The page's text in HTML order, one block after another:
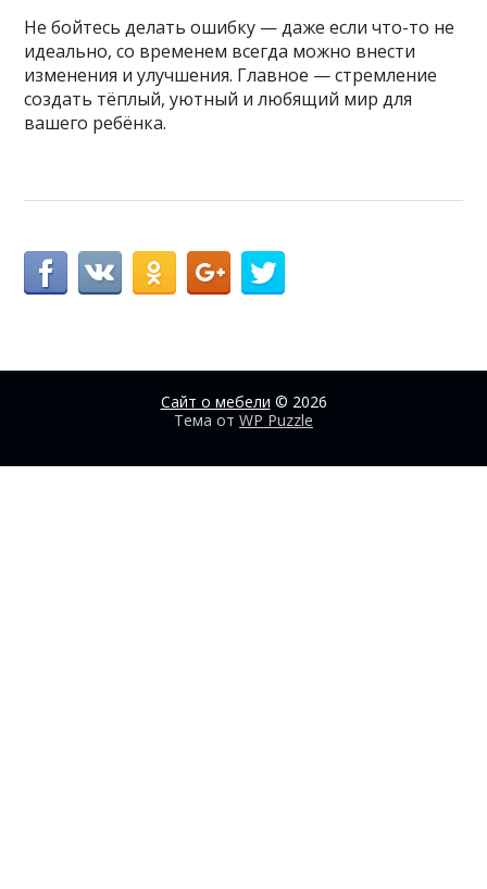
Не бойтесь делать ошибку — даже если что-то не
идеально, со временем всегда можно внести
изменения и улучшения. Главное — стремление
создать тёплый, уютный и любящий мир для
вашего ребёнка.
Сайт о мебели © 2026
Тема от WP Puzzle